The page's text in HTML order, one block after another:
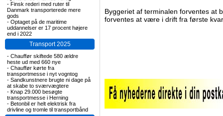
- Finsk rederi med ruter til
Danmark transporterede mere
gods
- Optaget på de maritime
uddannelser er 17 procent højere
end i 2022
Transport 2025
- Chauffør skiftede 580 ældre
heste ud med 660 nye
- Chauffør kørte fra
transportmesse i nyt vogntog
- Sandkunstnere brugte ni dage på
at skabe to sværvægtere
- Knap 29.000 besøgte
transportmesse i Herning
- Betonbil er helt elektrisk fra
drivline og tromle til transportbånd
Byggeriet af terminalen forventes at
forventes at være i drift fra første